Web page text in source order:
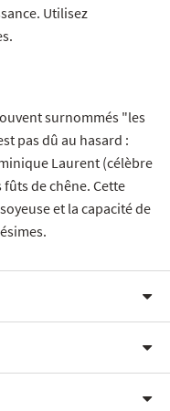
Utilisez
surnommés "les
pas dû au hasard :
Laurent (célèbre
de chêne. Cette
et la capacité de